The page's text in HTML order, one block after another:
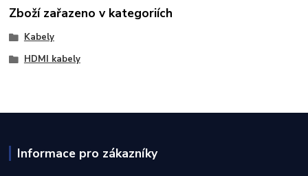
Zboží zařazeno v kategoriích
Kabely
HDMI kabely
Informace pro zákazníky